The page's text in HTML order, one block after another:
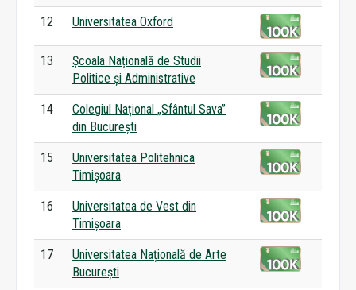
12 Universitatea Oxford
13
Școala Națională de Studii
Politice și Administrative
14
Colegiul Național „Sfântul Sava”
din București
15
Universitatea Politehnica
Timișoara
16
Universitatea de Vest din
Timișoara
17
Universitatea Națională de Arte
București